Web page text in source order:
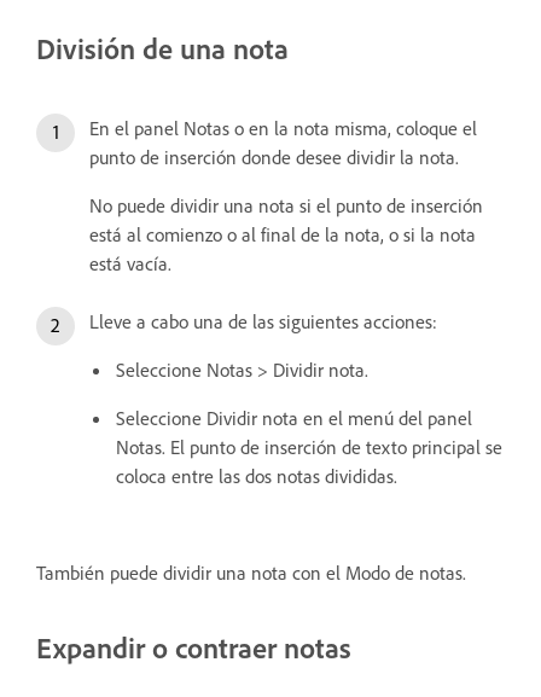
División de una nota
En el panel Notas o en la nota misma, coloque el
punto de inserción donde desee dividir la nota.
No puede dividir una nota si el punto de inserción
está al comienzo o al final de la nota, o si la nota
está vacía.
Lleve a cabo una de las siguientes acciones:
Seleccione Notas > Dividir nota.
Seleccione Dividir nota en el menú del panel
Notas. El punto de inserción de texto principal se
coloca entre las dos notas divididas.
También puede dividir una nota con el Modo de notas.
Expandir o contraer notas